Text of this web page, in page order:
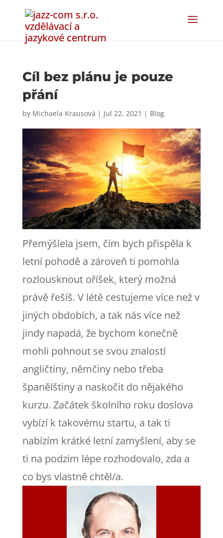
Cíl bez plánu je pouze
přání
by Michaela Krausová | Jul 22, 2021 | Blog
Přemýšlela jsem, čím bych přispěla k
letní pohodě a zároveň ti pomohla
rozlousknout oříšek, který možná
právě řešíš. V létě cestujeme více než v
jiných obdobích, a tak nás více než
jindy napadá, že bychom konečně
mohli pohnout se svou znalostí
angličtiny, němčiny nebo třeba
španělštiny a naskočit do nějakého
kurzu. Začátek školního roku doslova
vybízí k takovému startu, a tak ti
nabízím krátké letní zamyšlení, aby se
ti na podzim lépe rozhodovalo, zda a
co bys vlastně chtěl/a.